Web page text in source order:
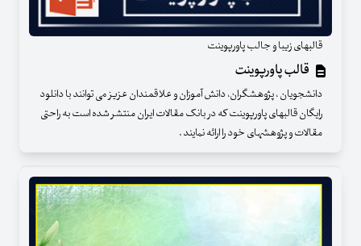
قالبهای زیبا و جالب پاورپوینت
قالب پاورپوینت
دانشجویان ، پژوهشگران، دانش آموزان و علاقمندان عزیز می توانند با دانلود
رایگان قالبهای پاورپوینت که در بانک مقالات ایران منتشر شده است به راحتی
مقالات و پژوهشهای خود را ارائه نمایند .